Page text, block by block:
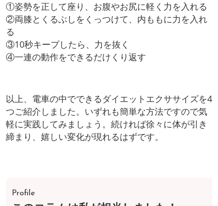
①姿勢を正して座り、お腹やお尻に軽く力を入れる
②両膝とくるぶしをくっつけて、内ももに力を入れ
る
③10秒キープしたら、力を抜く
④一連の動作をできるだけくり返す
以上、電車の中でできるダイエットエクササイズを4
つご紹介しました。いずれも簡単な方法ですので気
軽に実践してみましょう。続ければ徐々に体が引き
締まり、嬉しい変化が現れるはずです。
Profile